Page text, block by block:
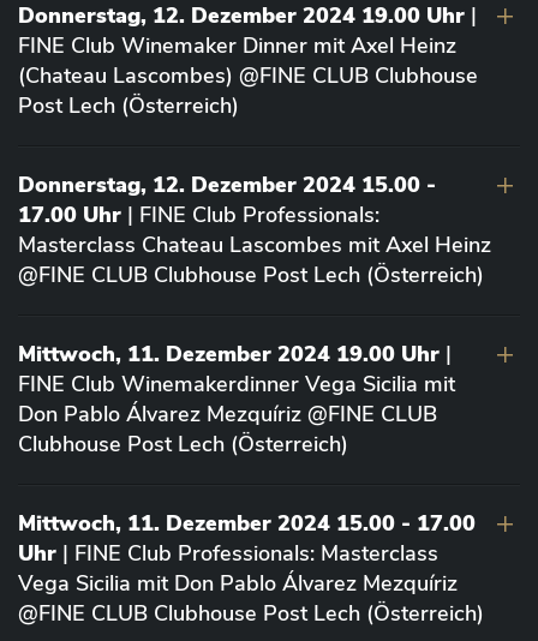
Donnerstag, 12. Dezember 2024 19.00 Uhr |
FINE Club Winemaker Dinner mit Axel Heinz
(Chateau Lascombes) @FINE CLUB Clubhouse
Post Lech (Österreich)
Donnerstag, 12. Dezember 2024 15.00 -
17.00 Uhr | FINE Club Professionals:
Masterclass Chateau Lascombes mit Axel Heinz
@FINE CLUB Clubhouse Post Lech (Österreich)
Mittwoch, 11. Dezember 2024 19.00 Uhr |
FINE Club Winemakerdinner Vega Sicilia mit
Don Pablo Álvarez Mezquíriz @FINE CLUB
Clubhouse Post Lech (Österreich)
Mittwoch, 11. Dezember 2024 15.00 - 17.00
Uhr | FINE Club Professionals: Masterclass
Vega Sicilia mit Don Pablo Álvarez Mezquíriz
@FINE CLUB Clubhouse Post Lech (Österreich)